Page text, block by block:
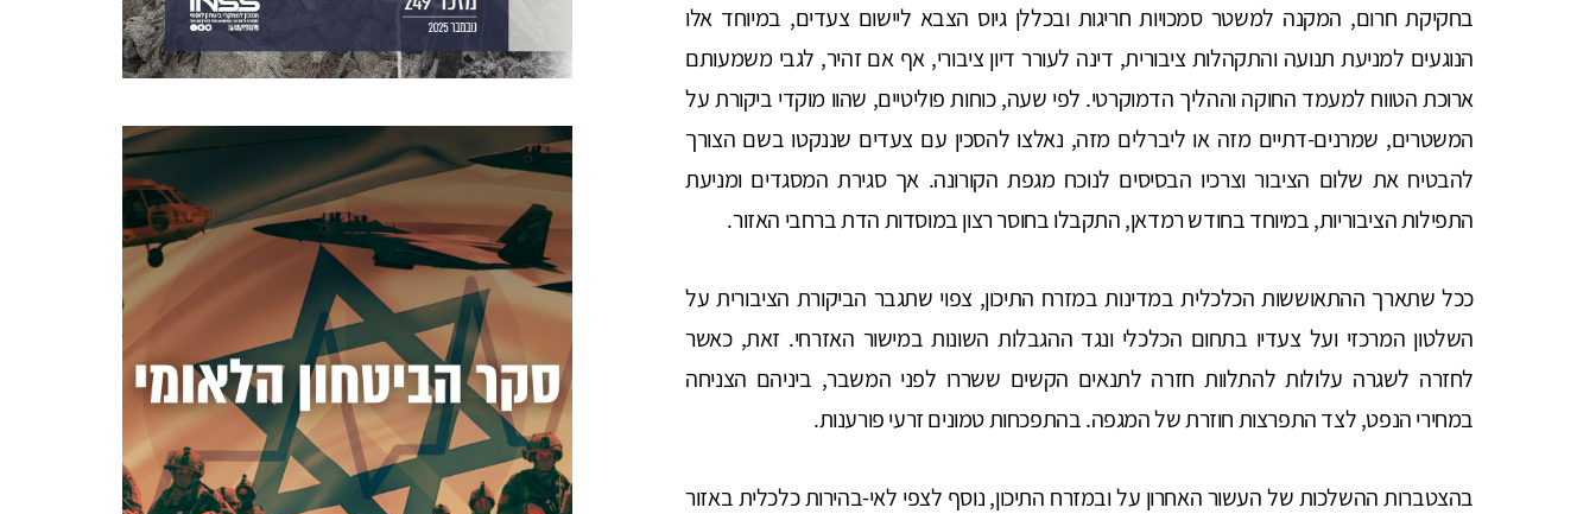
בחקיקת חרום, המקנה למשטר סמכויות חריגות ובכללן גיוס הצבא ליישום צעדים, במיוחד אלו
הנוגעים למניעת תנועה והתקהלות ציבורית, דינה לעורר דיון ציבורי, אף אם זהיר, לגבי משמעותם
ארוכת הטווח למעמד החוקה וההליך הדמוקרטי. לפי שעה, כוחות פוליטיים, שהוו מוקדי ביקורת על
המשטרים, שמרנים-דתיים מזה או ליברלים מזה, נאלצו להסכין עם צעדים שננקטו בשם הצורך
להבטיח את שלום הציבור וצרכיו הבסיסים לנוכח מגפת הקורונה. אך סגירת המסגדים ומניעת
התפילות הציבוריות, במיוחד בחודש רמדאן, התקבלו בחוסר רצון במוסדות הדת ברחבי האזור.
ככל שתארך ההתאוששות הכלכלית במדינות במזרח התיכון, צפוי שתגבר הביקורת הציבורית על
השלטון המרכזי ועל צעדיו בתחום הכלכלי ונגד ההגבלות השונות במישור האזרחי. זאת, כאשר
לחזרה לשגרה עלולות להתלוות חזרה לתנאים הקשים ששררו לפני המשבר, ביניהם הצניחה
במחירי הנפט, לצד התפרצות חוזרת של המגפה. בהתפכחות טמונים זרעי פורענות.
בהצטברות ההשלכות של העשור האחרון על ובמזרח התיכון, נוסף לצפי לאי-בהירות כלכלית באזור